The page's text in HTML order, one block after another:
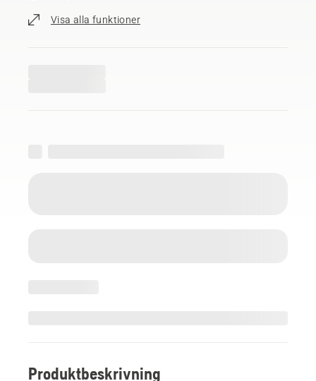
Visa alla funktioner
Produktbeskrivning